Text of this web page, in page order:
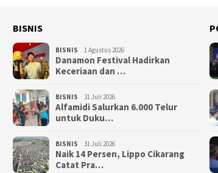
BISNIS
BISNIS 1 Agustus 2026
Danamon Festival Hadirkan
Keceriaan dan …
BISNIS 31 Juli 2026
Alfamidi Salurkan 6.000 Telur
untuk Duku…
BISNIS 31 Juli 2026
Naik 14 Persen, Lippo Cikarang
Catat Pra…